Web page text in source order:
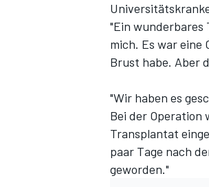
"Ein wunderbares
mich. Es war eine
Brust habe. Aber
"Wir haben es
Bei der Operation
Transplantat
paar Tage nach
geworden."